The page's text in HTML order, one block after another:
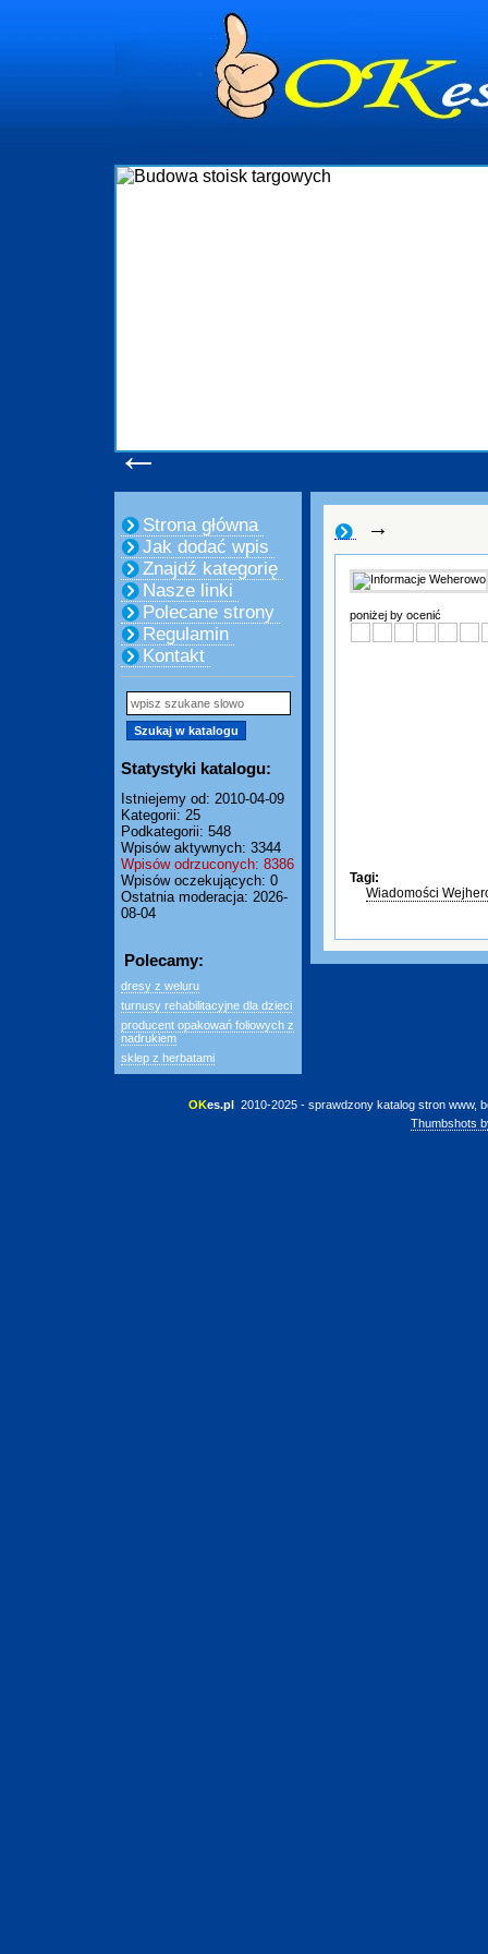
←
Strona główna
Jak dodać wpis
Znajdź kategorię
Nasze linki
Polecane strony
Regulamin
Kontakt
Statystyki katalogu:
Istniejemy od: 2010-04-09
Kategorii: 25
Podkategorii: 548
Wpisów aktywnych: 3344
Wpisów odrzuconych: 8386
Wpisów oczekujących: 0
Ostatnia moderacja: 2026-
08-04
Polecamy:
dresy z weluru
turnusy rehabilitacyjne dla dzieci
producent opakowań foliowych z
nadrukiem
sklep z herbatami
→
poniżej by ocenić
Tagi:
Wiadomości
OKes.pl 2010-2025 - sprawdzony katalog stron www,
Thumbshots